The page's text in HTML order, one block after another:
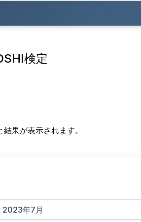
検定
果が表示されます。
2023年7月